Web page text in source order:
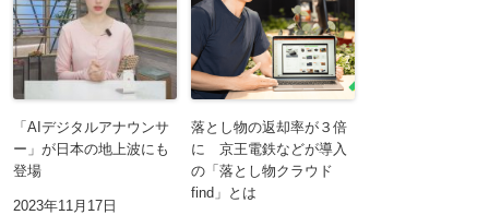
「AIデジタルアナウンサ
ー」が日本の地上波にも
登場
2023年11月17日
落とし物の返却率が３倍
に 京王電鉄などが導入
の「落とし物クラウド
find」とは